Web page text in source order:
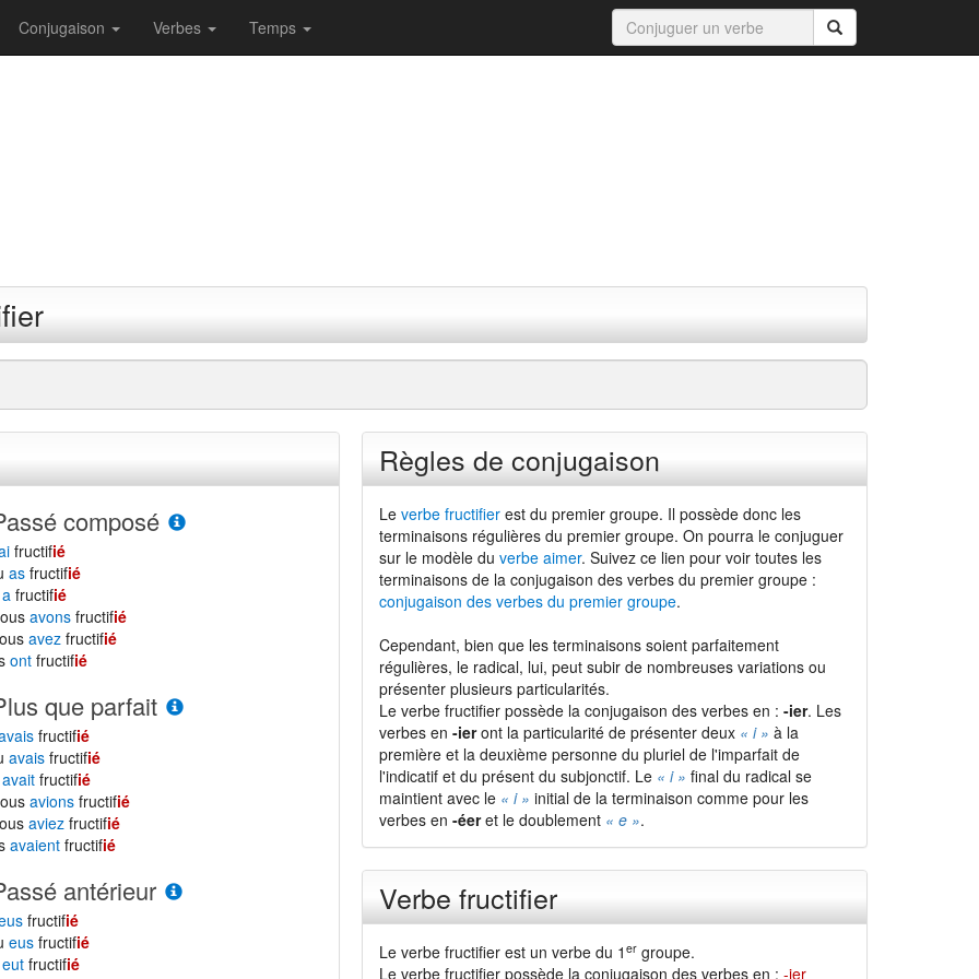
Conjugaison Verbes Temps
composé
fructifié
as fructifié
a fructifié
avons fructifié
avez fructifié
ont fructifié
que parfait
fructifié
avais fructifié
avait fructifié
avions fructifié
aviez fructifié
avaient fructifié
antérieur
fructifié
eus fructifié
eut fructifié
Règles de conjugaison
Le verbe fructifierest du premier groupe. Il possède donc les
terminaisons régulières du premier groupe. On pourra le conjuguer
sur le modèle du verbe aimer. Suivez ce lien pour voir toutes les
terminaisons de la conjugaison des verbes du premier groupe :
conjugaison des verbes du premier groupe.
Cependant, bien que les terminaisons soient parfaitement
régulières, le radical, lui, peut subir de nombreuses variations ou
présenter plusieurs particularités.
Le verbe fructifier possède la conjugaison des verbes en : -ier. Les
verbes en -ieront la particularité de présenter deux « i » à la
première et la deuxième personne du pluriel de l'imparfait de
l'indicatif et du présent du subjonctif. Le « i » final du radical se
maintient avec le « i » initial de la terminaison comme pour les
verbes en -éeret le doublement « e ».
Verbe fructifier
Le verbe fructifier est un verbe du 1 ergroupe.
Le verbe fructifier possède la conjugaison des verbes en : -ier